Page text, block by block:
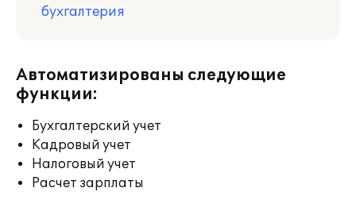
бухгалтерия
Автоматизированы следующие
функции:
Бухгалтерский учет
Кадровый учет
Налоговый учет
Расчет зарплаты